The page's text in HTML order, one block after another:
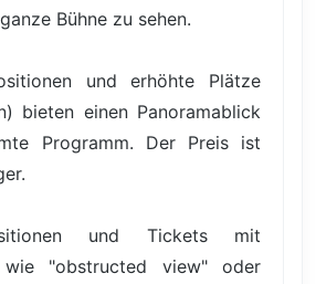
Bühne zu sehen.
und erhöhte Plätze
bieten einen Panoramablick
Programm. Der Preis ist
und Tickets mit
wie "obstructed view" oder